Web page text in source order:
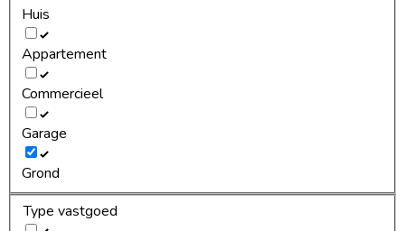
Huis
Appartement
Commercieel
Garage
Grond
Type vastgoed